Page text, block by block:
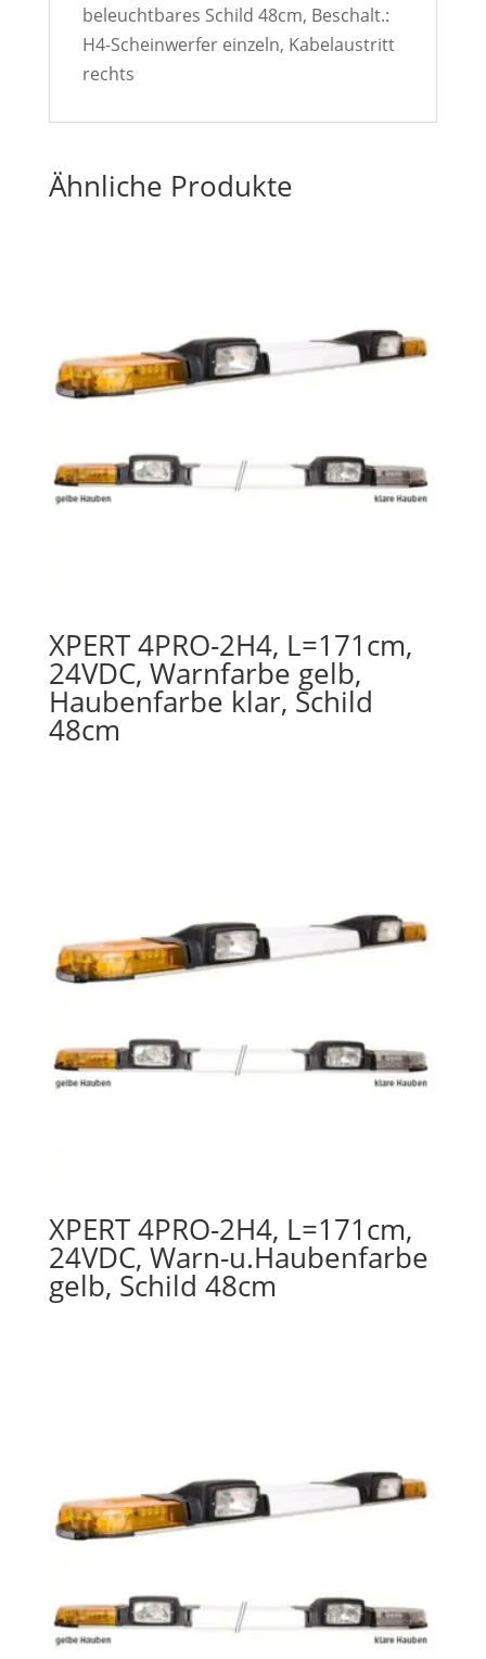
beleuchtbares Schild 48cm, Beschalt.:
H4-Scheinwerfer einzeln, Kabelaustritt
rechts
Ähnliche Produkte
XPERT 4PRO-2H4, L=171cm,
24VDC, Warnfarbe gelb,
Haubenfarbe klar, Schild
48cm
XPERT 4PRO-2H4, L=171cm,
24VDC, Warn-u.Haubenfarbe
gelb, Schild 48cm